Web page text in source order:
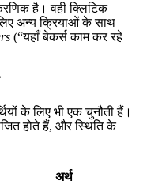
है। वही क्लिटिक
अन्य क्रियाओं के साथ
(“यहाँ बेकर्स काम कर रहे
के लिए भी एक चुनौती हैं।
होते हैं, और स्थिति के
अर्थ